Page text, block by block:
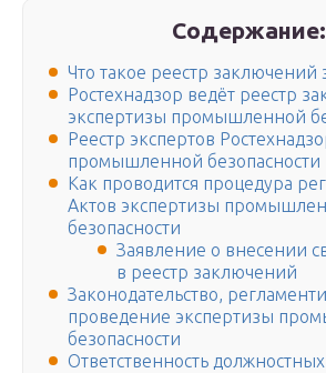
Содержание:
Что такое реестр заключений
Ростехнадзор ведёт реестр
экспертизы промышленной
Реестр экспертов
промышленной безопасности
Как проводится процедура
Актов экспертизы
безопасности
Заявление о внесении
в реестр заключений
Законодательство,
проведение экспертизы
безопасности
Ответственность